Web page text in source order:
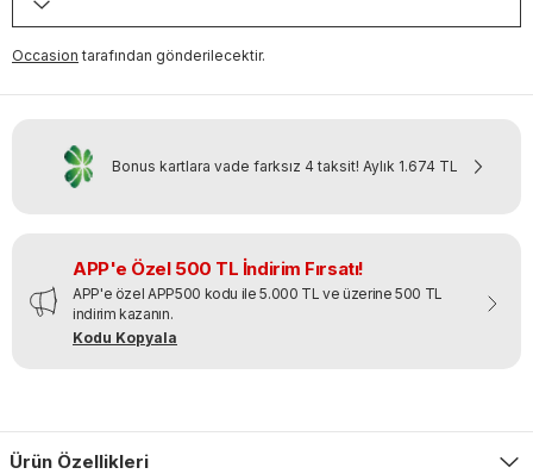
Occasion tarafından gönderilecektir.
Bonus kartlara vade farksız 4 taksit! Aylık 1.674 TL
APP'e Özel 500 TL İndirim Fırsatı!
APP'e özel APP500 kodu ile 5.000 TL ve üzerine 500 TL
indirim kazanın.
Kodu Kopyala
Ürün Özellikleri